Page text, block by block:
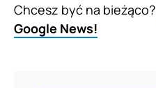
Chcesz być na bieżąco?
Google News!